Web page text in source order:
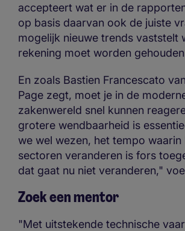
accepteert wat er in de
op basis daarvan ook de juiste
mogelijk nieuwe trends vaststelt
rekening moet worden
En zoals Bastien Francescato
Page zegt, moet je in de
zakenwereld snel kunnen
grotere wendbaarheid is
we wel wezen, het tempo waarin
sectoren veranderen is fors
dat gaat nu niet veranderen,"
Zoek een mentor
"Met uitstekende technische